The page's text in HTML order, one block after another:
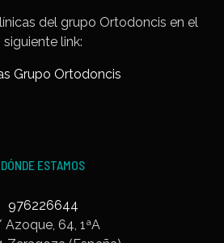
del grupo Ortodoncis en el
siguiente link:
Grupo Ortodoncis
DÓNDE ESTAMOS
976226644
Azoque, 64, 1ªA